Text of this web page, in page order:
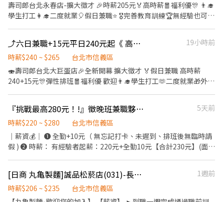
--------------------------------------------- 【應徵須知】 ①詳閱工
作內容後，請審慎提出應徵申請。 ②履歷初審合適者，將邀請實體
面談，初審資格不符者則不另行通知。 ③錄取的實際任用職稱及薪
資，依面談結果與經驗核定職級。
團隊合作及交流，採納同仁的意見，提升參與感 ▪除學習到日本商
業禮儀、衛生知識及專業的烹飪技巧，還可接觸店鋪的經營管理，
例如：成本控管及數據分析等專業知識 ▪升遷快速且制度完善，依
努力及成果將有升遷加薪的機會 ▪享有完善的福利制度，加班費為
人有機會品嚐美味平價壽司，致力成為頂尖品牌 ⭕基本保障 ①加班
費(以每分鐘為單位計算) ②勞保、健保、意外險 ③每月提撥勞工退
休新制6% ④特休／年假按照勞基法規定 ⑤颱風天出勤津貼補助 ⑥
員工店內用餐折扣 ⑦提供員工制服 ⑧任職一年後提供免費健檢
管是平日早班、週末假日班、放學後打烊班皆有職缺，歡迎直接投
遞履歷！ ⭕工作內容 ▪外場 帶客入座→介紹、服務→飲料提供→
教育訓練完善，無經驗者也OK✨️ ⭕獎金福利 ▪生日禮券！ ▪員工
用餐優惠！ ▪不定期活動競賽獎金！ ▪一年4次考核及調薪！！！
10,000元獎金！ ⭕企業魅力 ▪「以人為本」注重團隊合作及交流，
採納同仁的意見，提升參與感 ▪除學習到日本商業禮儀、衛生知識
及專業的烹飪技巧，還可接觸店鋪的經營管理，例如：成本控管及
數據分析等專業知識 ▪升遷快速且制度完善，依努力及成果將有升
重視員工的辛勤付出 ▪計畫拓展全台灣，讓更多人有機會品嚐美味
平價壽司，致力成為頂尖品牌 ⭕基本保障 ①加班費(以每分鐘為單
位計算) ②勞保、健保、意外險 ③每月提撥勞工退休新制6% ④特休
／年假按照勞基法規定 ⑤颱風天出勤津貼補助 ⑥員工店內用餐折扣
⑦提供員工制服 ⑧任職一年後提供免費健檢
壽司郎台北永春店-擴大徵才 🎉時薪205元🏅高時薪🧧福利優🎊 👨‍🎓
學生打工👩‍🎓二度就業🎈假日兼職⭐️ 🎖完善教育訓練🏆無經驗也可以
簽約。 ✅️彈性排班：09:00~23:30(請於面試時與主管確認班表) ✅️不
管是平日早班、週末假日班、放學後打烊班皆有職缺，歡迎直接投
遞履歷！ ⭕工作內容 ▪外場 帶客入座→介紹、服務→飲料提供→
餐具清洗→桌邊結帳→收銀結帳......等。 ▪內場 商品進貨、準備、整
用餐優惠！ ▪不定期活動競賽獎金！ ▪一年4次考核及調薪！！！
▪加班費5分鐘為單位精準計算！ ▪介紹親朋好友入職，期滿可獲
及交流，採納同仁的意見，提升參與感 ▪除學習到日本商業禮儀、
衛生知識及專業的烹飪技巧，還可接觸店鋪的經營管理，例如：成
本控管及數據分析等專業知識 ▪升遷快速且制度完善，依努力及成
果將有升遷加薪的機會 ▪享有完善的福利制度，加班費為5分鐘為
單位計算，重視員工的辛勤付出 ▪計畫拓展全台灣，讓更多人有機
會品嚐美味平價壽司，致力成為頂尖品牌 ⭕基本保障 ①加班費(以5
⤴️六日兼職+15元平日240元起《 高薪招募》假日兼職💰壽司郎大巨蛋店🍣福利優🏆
19小時前
時薪$240 ~ $265
台北市信義區
🍣壽司郎台北大巨蛋店🎉全新開幕 擴大徵才 🏅假日兼職 高時薪
240+15元🎊彈性排班🧧福利優 歡迎👨‍🎓學生打工🫶二度就業🎁外籍
職，以1個月8天假日為例，最少需要上班7天。 ⭕招募條件 ✅️良好
職前教育訓練，無經驗者也可以加入！！！ ✅️歡迎開學打工、假日
兼職、二度就業、外籍學生、實習簽約。 ✅️彈性排班：
08:30~23:00(請於面試時與主管確認班表) ✅️假日兼職排班時間須能
配合上班八小時，一個月須配合至少能配合七天班以上。 ⭕工作內
→收銀結帳......等。 ▪內場 商品進貨、準備、整理→餐點製作→提供
餐點→餐具清洗→環境整理維護......等。 ✨️在職教育訓練完善，無經
『挑戰最高280元！!』徵晚班兼職夥伴-乾杯ATT店🔥🥩
5天前
時薪$220 ~ $280
台北市信義區
｜薪資💰｜ ➊ 全勤+10元（ 無忘記打卡、未遲到、排班後無臨時請
假 ) ➋ 時薪： 有經驗者起薪：220元+全勤10元【合計230元】(面試
280元🔥（含全勤10元） ｜工作內容💼｜ 【外場】 ➊ 負責收SET
桌、碗盤清潔、每日環境清潔等工作。 ➋ 負責客人帶外、介紹餐點
及平板使用方式、倒水等服務工作。 ➌ 學習走菜、桌邊服務，與客
[日商 丸亀製麵]誠品松菸店(031)-長期兼職夥伴｜工讀生｜實習｜彈性排班｜
1週前
時薪$206 ~ $235
台北市信義區